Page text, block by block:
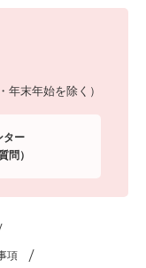
年末年始を除く）
ター
問）
項